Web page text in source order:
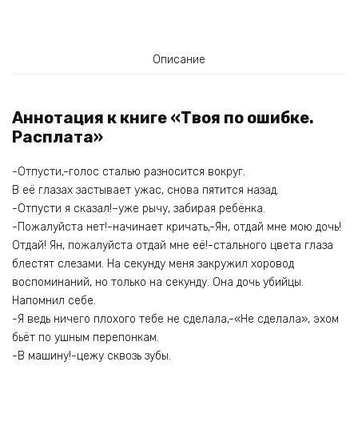
Описание
Аннотация к книге «Твоя по ошибке.
Расплата»
-Отпусти,-голос сталью разносится вокруг.
В её глазах застывает ужас, снова пятится назад.
-Отпусти я сказал!–уже рычу, забирая ребёнка.
-Пожалуйста нет!-начинает кричать,-Ян, отдай мне мою дочь!
Отдай! Ян, пожалуйста отдай мне её!-стального цвета глаза
блестят слезами. На секунду меня закружил хоровод
воспоминаний, но только на секунду. Она дочь убийцы.
Напомнил себе.
-Я ведь ничего плохого тебе не сделала,-«Не сделала», эхом
бьёт по ушным перепонкам.
-В машину!-цежу сквозь зубы.